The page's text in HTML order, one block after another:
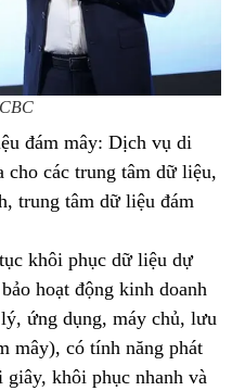
đám mây: Dịch vụ di
cho các trung tâm dữ liệu,
trung tâm dữ liệu đám
khôi phục dữ liệu dự
hoạt động kinh doanh
ứng dụng, máy chủ, lưu
mây), có tính năng phát
khôi phục nhanh và